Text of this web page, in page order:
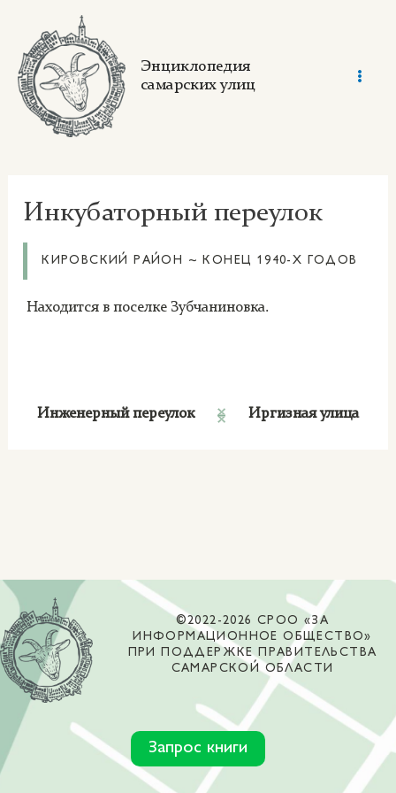
content
Энциклопедия
самарских улиц
Инкубаторный переулок
КИРОВСКИЙ РАЙОН ~ КОНЕЦ 1940-Х ГОДОВ
Находится в поселке Зубчаниновка.
Инженерный переулок Иргизная улица
©2022-2026 СРОО «ЗА
ИНФОРМАЦИОННОЕ ОБЩЕСТВО»
ПРИ ПОДДЕРЖКЕ ПРАВИТЕЛЬСТВА
САМАРСКОЙ ОБЛАСТИ
Запрос книги